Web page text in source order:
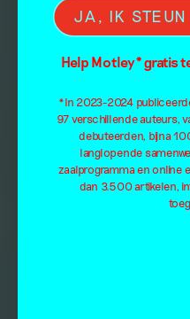
JA, IK STEUN
Help Motley* gratis
*In 2023-2024
97 verschillende auteurs,
debuteerden, bijna
langlopende
zaalprogramma en online
dan 3.500 artikelen,